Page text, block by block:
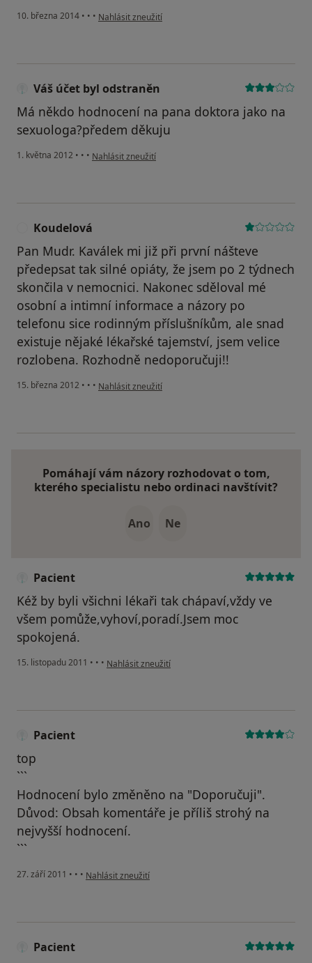
10. března 2014 • • • podle názoru uživatele Drahomíra Honsů
Nahlásit zneužití
Váš účet byl odstraněn
Má někdo hodnocení na pana doktora jako na
sexuologa?předem děkuju
1. května 2012 • • • podle názoru uživatele Váš účet byl odstraněn
Nahlásit zneužití
Koudelová
Pan Mudr. Kaválek mi již při první nášteve
předepsat tak silné opiáty, že jsem po 2 týdnech
skončila v nemocnici. Nakonec sděloval mé
osobní a intimní informace a názory po
telefonu sice rodinným příslušníkům, ale snad
existuje nějaké lékařské tajemství, jsem velice
rozlobena. Rozhodně nedoporučuji!!
15. března 2012 • • • podle názoru uživatele Koudelová
Nahlásit zneužití
Pomáhají vám názory rozhodovat o tom,
kterého specialistu nebo ordinaci navštívit?
Ano Ne
Pacient
Kéž by byli všichni lékaři tak chápaví,vždy ve
všem pomůže,vyhoví,poradí.Jsem moc
spokojená.
15. listopadu 2011 • • • podle názoru uživatele Pacient
Nahlásit zneužití
Pacient
top
```
Hodnocení bylo změněno na "Doporučuji".
Důvod: Obsah komentáře je příliš strohý na
nejvyšší hodnocení.
```
27. září 2011 • • • podle názoru uživatele Pacient
Nahlásit zneužití
Pacient